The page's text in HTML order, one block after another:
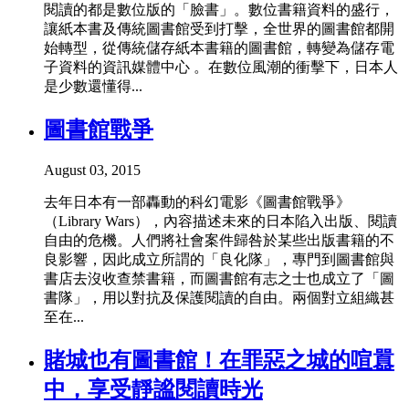
閱讀的都是數位版的「臉書」。數位書籍資料的盛行，
讓紙本書及傳統圖書館受到打擊，全世界的圖書館都開
始轉型，從傳統儲存紙本書籍的圖書館，轉變為儲存電
子資料的資訊媒體中心 。在數位風潮的衝擊下，日本人
是少數還懂得...
圖書館戰爭
August 03, 2015
去年日本有一部轟動的科幻電影《圖書館戰爭》
（Library Wars），內容描述未來的日本陷入出版、閱讀
自由的危機。人們將社會案件歸咎於某些出版書籍的不
良影響，因此成立所謂的「良化隊」，專門到圖書館與
書店去沒收查禁書籍，而圖書館有志之士也成立了「圖
書隊」，用以對抗及保護閱讀的自由。兩個對立組織甚
至在...
賭城也有圖書館！在罪惡之城的喧囂
中，享受靜謐閱讀時光